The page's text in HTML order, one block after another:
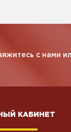
с нами
КАБИНЕТ